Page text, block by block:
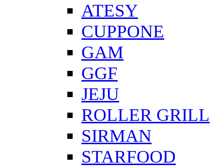
ATESY
CUPPONE
GAM
GGF
JEJU
ROLLER GRILL
SIRMAN
STARFOOD